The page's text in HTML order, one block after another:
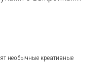
необычные креативные